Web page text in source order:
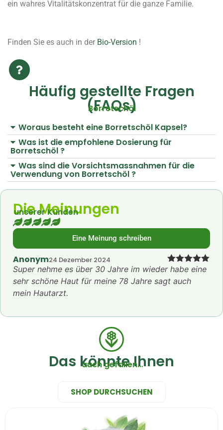
ein wahres Vitalitätskonzentrat für die ganze Familie.
Finden Sie es auch in der Bio-Version !
Häufig gestellte Fragen
(FAQs)
Borretschöl
Woraus besteht eine Borretschöl Kapsel?
Was ist die empfohlene Dosierung für
Borretschöl ?
Was sind die Vorsichtsmassnahmen für die
Verwendung von Borretschöl ?
Die Meinungen
unserer Kunden
Eine Meinung schreiben
Bewertet mit
5
von 5
Anonym24 Dezember 2024
Super nehme es über 30 Jahre im wieder habe eine
sehr schöne Haut für meine 78 Jahre sagt auch
mein Hautarzt.
Das könnte Ihnen
auch gefallen…
SHOP DURCHSUCHEN